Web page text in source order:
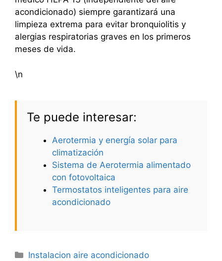
acondicionado) siempre garantizará una
limpieza extrema para evitar bronquiolitis y
alergias respiratorias graves en los primeros
meses de vida.
\n
Te puede interesar:
Aerotermia y energía solar para
climatización
Sistema de Aerotermia alimentado
con fotovoltaica
Termostatos inteligentes para aire
acondicionado
Categorías
Instalacion aire acondicionado